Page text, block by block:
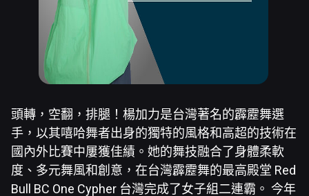
頭轉，空翻，排腿！楊加力是台灣著名的霹靂舞選
手，以其嘻哈舞者出身的獨特的風格和高超的技術在
國內外比賽中屢獲佳績。她的舞技融合了身體柔軟
度、多元舞風和創意，在台灣霹靂舞的最高殿堂 Red
Bull BC One Cypher 台灣完成了女子組二連霸。 今年